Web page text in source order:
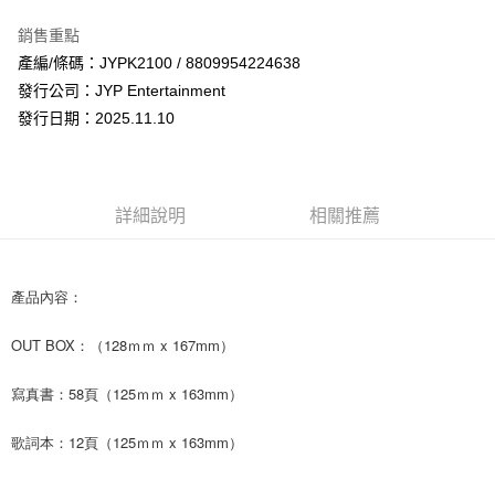
Apple Pay
街口支付
１．簡單：不需註冊會員、不需綁卡、不需儲值。
１．於結帳方式選擇「AFTEE先享後付」後，將跳轉至「AFTEE先享後付」
３．收到繳費通知簡訊後14天內，點擊此簡訊中的連結，可透過四大超商／
運送方式
全家取貨付款
每筆NT$60，滿NT$1,599(含以上)免運費
銷售重點
產編/條碼：JYPK2100 / 8809954224638
發行公司：JYP Entertainment
發行日期：2025.11.10
詳細說明 相關推薦
產品內容：
OUT BOX：（128ｍｍ x 167mm）
寫真書：58頁（125ｍｍ x 163mm）
歌詞本：12頁（125ｍｍ x 163mm）